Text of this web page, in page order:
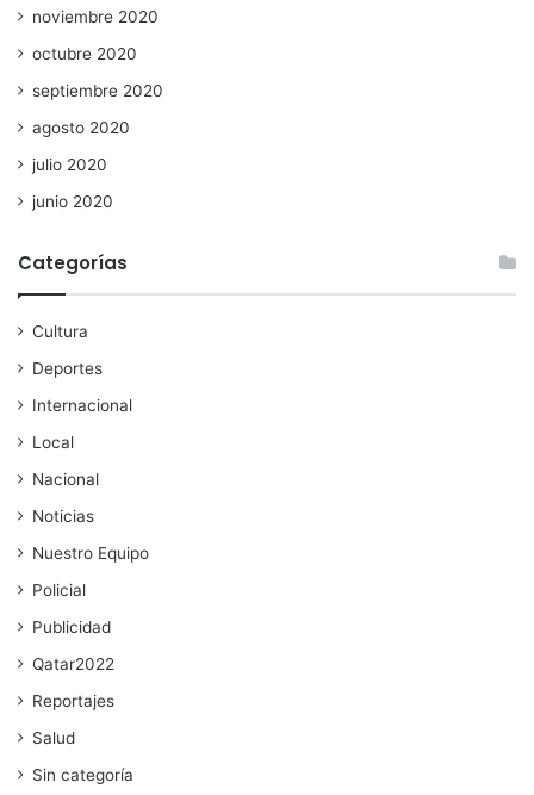
noviembre 2020
octubre 2020
septiembre 2020
agosto 2020
julio 2020
junio 2020
Categorías
Cultura
Deportes
Internacional
Local
Nacional
Noticias
Nuestro Equipo
Policial
Publicidad
Qatar2022
Reportajes
Salud
Sin categoría